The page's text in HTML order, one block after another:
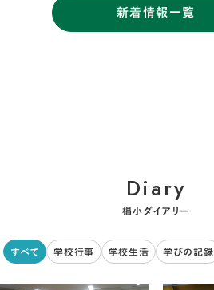
新着情報一覧
Diary
椙小ダイアリー
すべて 学校行事 学校生活 学びの記録